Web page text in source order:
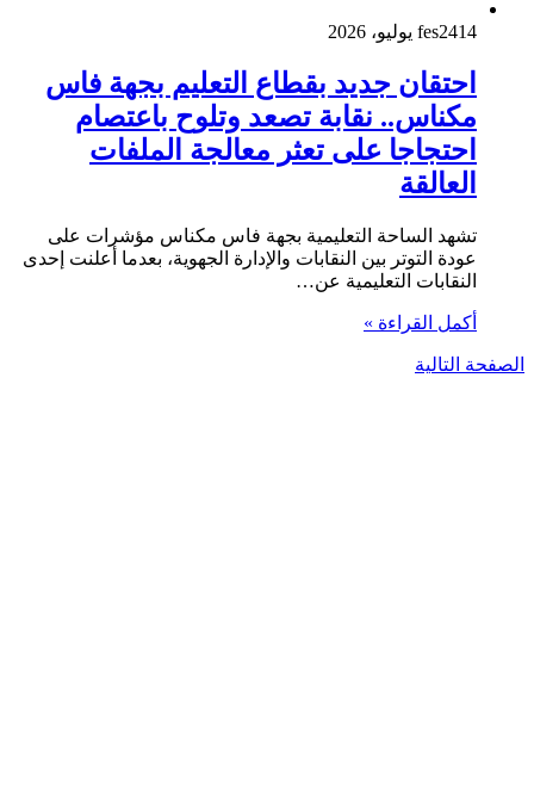
fes2414 يوليو، 2026
احتقان جديد بقطاع التعليم بجهة فاس
مكناس.. نقابة تصعد وتلوح باعتصام
احتجاجا على تعثر معالجة الملفات
العالقة
تشهد الساحة التعليمية بجهة فاس مكناس مؤشرات على
عودة التوتر بين النقابات والإدارة الجهوية، بعدما أعلنت إحدى
النقابات التعليمية عن…
أكمل القراءة »
الصفحة التالية